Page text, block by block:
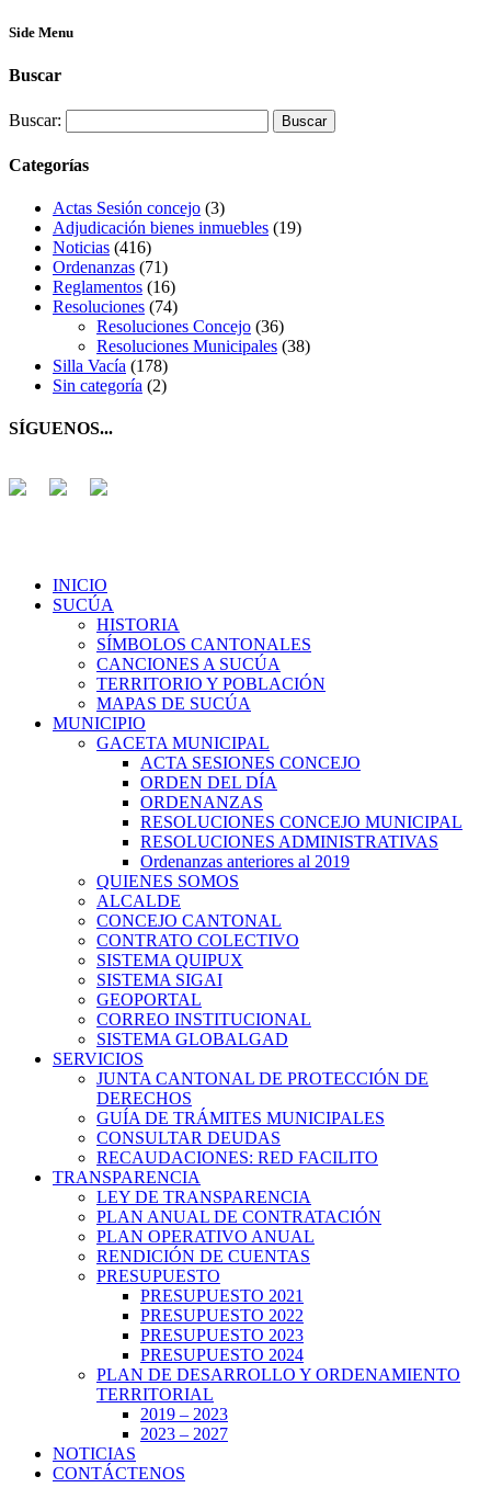
Side Menu
Buscar
Buscar:
Categorías
Actas Sesión concejo (3)
Adjudicación bienes inmuebles (19)
Noticias (416)
Ordenanzas (71)
Reglamentos (16)
Resoluciones (74)
Resoluciones Concejo (36)
Resoluciones Municipales (38)
Silla Vacía (178)
Sin categoría (2)
SÍGUENOS...
INICIO
SUCÚA
HISTORIA
SÍMBOLOS CANTONALES
CANCIONES A SUCÚA
TERRITORIO Y POBLACIÓN
MAPAS DE SUCÚA
MUNICIPIO
GACETA MUNICIPAL
ACTA SESIONES CONCEJO
ORDEN DEL DÍA
ORDENANZAS
RESOLUCIONES CONCEJO MUNICIPAL
RESOLUCIONES ADMINISTRATIVAS
Ordenanzas anteriores al 2019
QUIENES SOMOS
ALCALDE
CONCEJO CANTONAL
CONTRATO COLECTIVO
SISTEMA QUIPUX
SISTEMA SIGAI
GEOPORTAL
CORREO INSTITUCIONAL
SISTEMA GLOBALGAD
SERVICIOS
JUNTA CANTONAL DE PROTECCIÓN DE
DERECHOS
GUÍA DE TRÁMITES MUNICIPALES
CONSULTAR DEUDAS
RECAUDACIONES: RED FACILITO
TRANSPARENCIA
LEY DE TRANSPARENCIA
PLAN ANUAL DE CONTRATACIÓN
PLAN OPERATIVO ANUAL
RENDICIÓN DE CUENTAS
PRESUPUESTO
PRESUPUESTO 2021
PRESUPUESTO 2022
PRESUPUESTO 2023
PRESUPUESTO 2024
PLAN DE DESARROLLO Y ORDENAMIENTO
TERRITORIAL
2019 – 2023
2023 – 2027
NOTICIAS
CONTÁCTENOS